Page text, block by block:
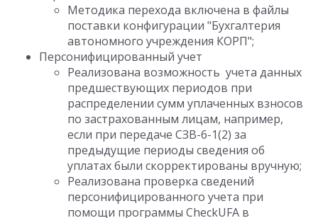
Методика перехода включена в файлы
поставки конфигурации "Бухгалтерия
автономного учреждения КОРП";
Персонифицированный учет
Реализована возможность учета данных
предшествующих периодов при
распределении сумм уплаченных взносов
по застрахованным лицам, например,
если при передаче СЗВ-6-1(2) за
предыдущие периоды сведения об
уплатах были скорректированы вручную;
Реализована проверка сведений
персонифицированного учета при
помощи программы CheckUFA в